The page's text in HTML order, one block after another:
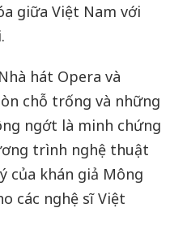
giữa Việt Nam với
hát Opera và
chỗ trống và những
ngớt là minh chứng
trình nghệ thuật
của khán giả Mông
các nghệ sĩ Việt